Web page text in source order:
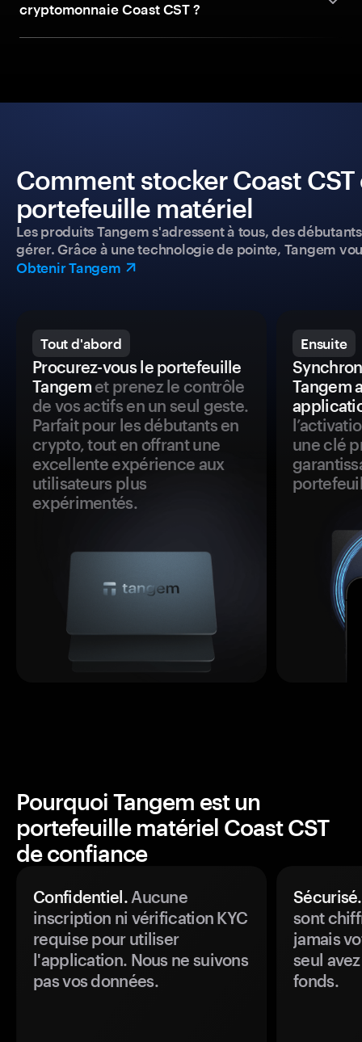
cryptomonnaie Coast CST ?
Comment stocker Coast
portefeuille matériel
Les produits Tangem s'adressent à tous, des
gérer. Grâce à une technologie de pointe, Tangem
Obtenir Tangem
Tout d'abord
Procurez-vous le portefeuille
Tangemet prenez le contrôle
de vos actifs en un seul geste.
Parfait pour les débutants en
crypto, tout en offrant une
excellente expérience aux
utilisateurs plus
expérimentés.
Ensuite
Tangem
une clé
Pourquoi Tangem est un
portefeuille matériel Coast CST
de confiance
Confidentiel.Aucune
inscription ni vérification KYC
requise pour utiliser
l'application. Nous ne suivons
pas vos données.
Sécurisé.
sont
jamais
seul
fonds.